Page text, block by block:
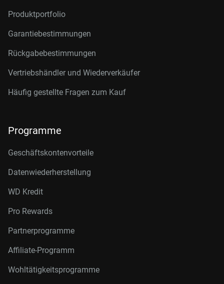
Produktportfolio
Garantiebestimmungen
Rückgabebestimmungen
Vertriebshändler und Wiederverkäufer
Häufig gestellte Fragen zum Kauf
Programme
Geschäftskontenvorteile
Datenwiederherstellung
WD Kredit
Pro Rewards
Partnerprogramme
Affiliate-Programm
Wohltätigkeitsprogramme